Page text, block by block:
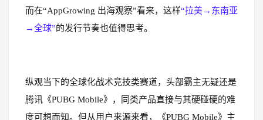
而在“AppGrowing 出海观察”看来，这样“拉美→东南亚
→全球”的发行节奏也值得思考。
纵观当下的全球化战术竞技类赛道，头部霸主无疑还是
腾讯《PUBG Mobile》，同类产品直接与其硬碰硬的难
度可想而知。但从用户来源来看，《PUBG Mobile》主